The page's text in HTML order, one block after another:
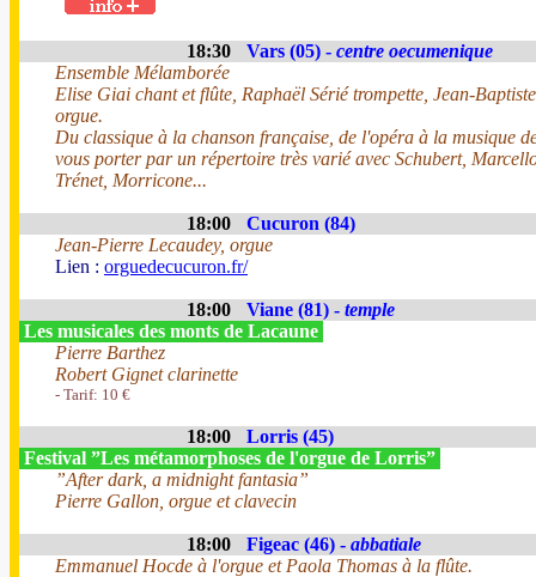
18:30 Vars (05) - centre oecumenique
Ensemble Mélamborée
Elise Giai chant et flûte, Raphaël Sérié trompette, Jean-
orgue.
Du classique à la chanson française, de l'opéra à la musique
vous porter par un répertoire très varié avec Schubert,
Trénet, Morricone...
18:00
Cucuron (84)
Jean-Pierre Lecaudey, orgue
Lien : orguedecucuron.fr/
18:00 Viane (81) - temple
Les musicales des monts de Lacaune
Pierre Barthez
Robert Gignet clarinette
- Tarif: 10 €
18:00
Lorris (45)
Festival ”Les métamorphoses de l'orgue de Lorris”
”After dark, a midnight fantasia”
Pierre Gallon, orgue et clavecin
18:00 Figeac (46) - abbatiale
Emmanuel Hocde à l'orgue et Paola Thomas à la flûte.